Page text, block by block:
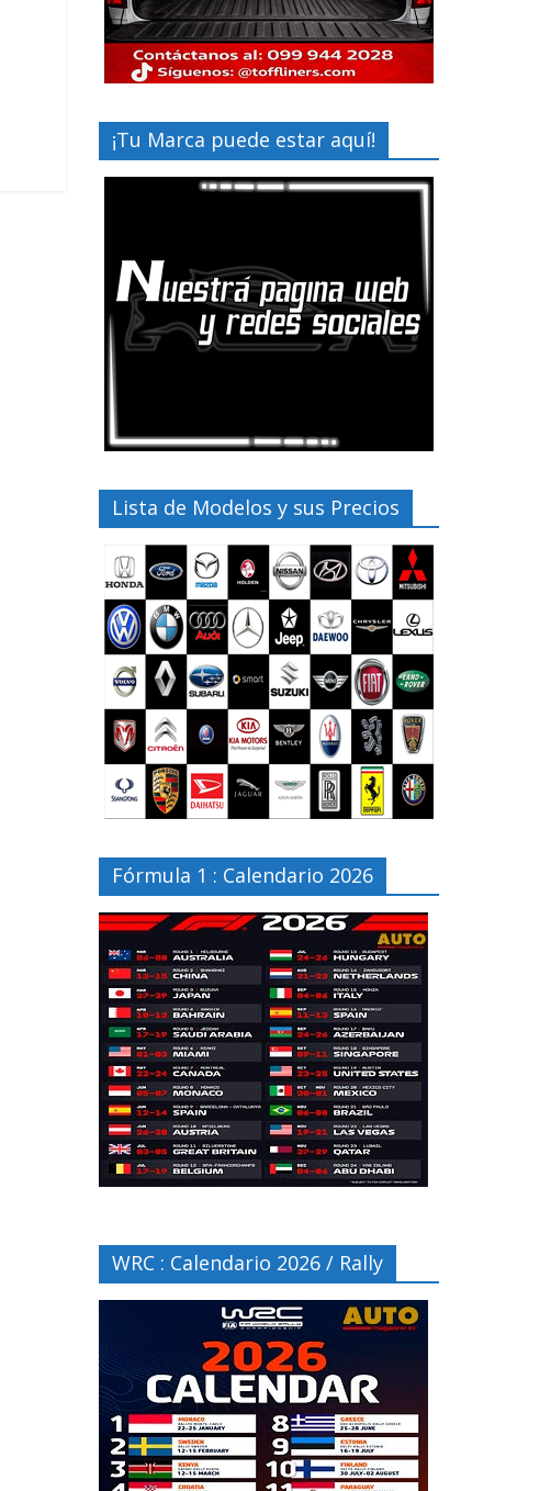
¡Tu Marca puede estar aquí!
Lista de Modelos y sus Precios
Fórmula 1 : Calendario 2026
WRC : Calendario 2026 / Rally